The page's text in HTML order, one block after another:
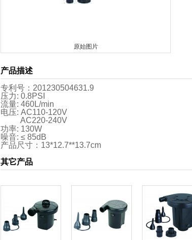
原始图片
产品描述
专利号：201230504631.9
压力: 0.8PSI
流量: 460L/min
电压: AC110-120V
AC220-240V
功率: 130W
噪音: ≤ 85dB
产品尺寸：13*12.7**13.7cm
其它产品